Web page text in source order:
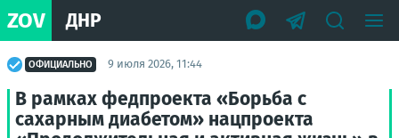
ZOV ДНР
ОФИЦИАЛЬНО 9 июля 2026, 11:44
В рамках федпроекта «Борьба с
сахарным диабетом» нацпроекта